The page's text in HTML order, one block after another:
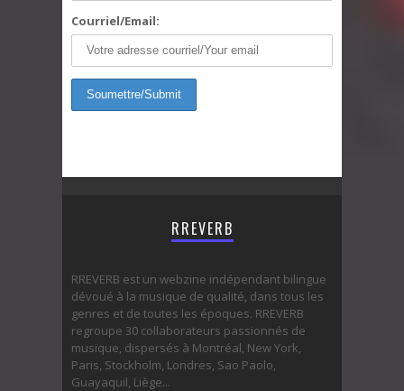
Courriel/Email:
RREVERB
RREVERB est un webzine indépendant bilingue
dévoué à la musique de qualité, dans tous les
genres et de toutes les époques. RREVERB
regroupe 30 collaborateurs passionnés de
musique, dispersés à Montréal, New York,
Paris, Stockholm, Londres, Sao Paolo,
Guayaquil, Liège...